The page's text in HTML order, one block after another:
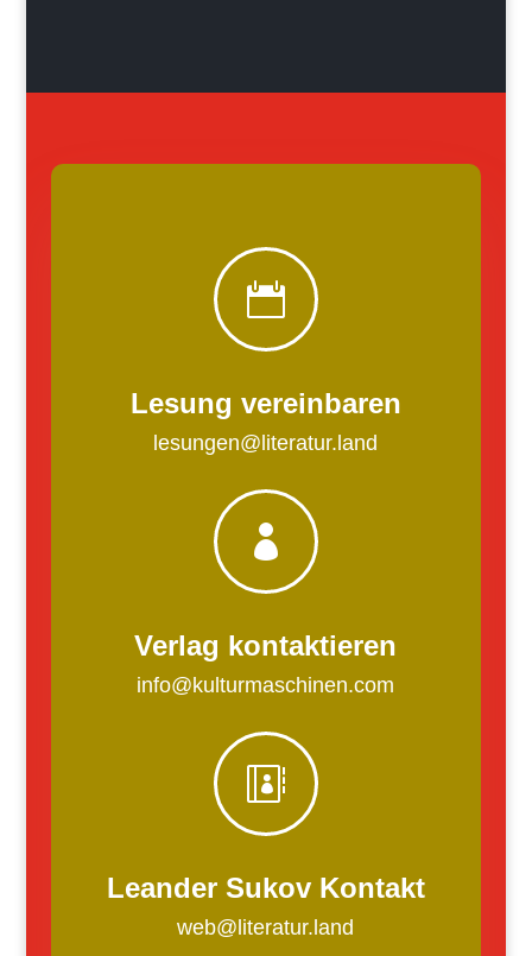

Lesung vereinbaren
lesungen@literatur.land

Verlag kontaktieren
info@kulturmaschinen.com

Leander Sukov Kontakt
web@literatur.land